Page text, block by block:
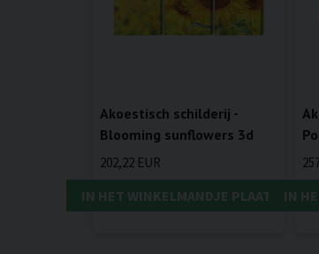
Akoestisch schilderij -
Blooming sunflowers 3d
202,22 EUR
IN HET WINKELMANDJE PLAATSEN
IN